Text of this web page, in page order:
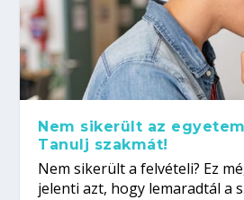
Nem sikerült az
Tanulj szakmát!
Nem sikerült a felvételi? Ez
jelenti azt, hogy lemaradtál a